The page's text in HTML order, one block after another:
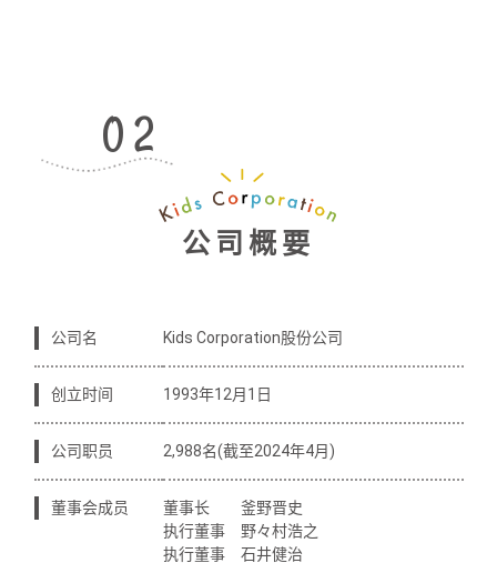
公司概要
公司名 Kids Corporation股份公司
创立时间 1993年12月1日
公司职员 2,988名(截至2024年4月)
董事会成员
董事长 釜野晋史
执行董事 野々村浩之
执行董事 石井健治